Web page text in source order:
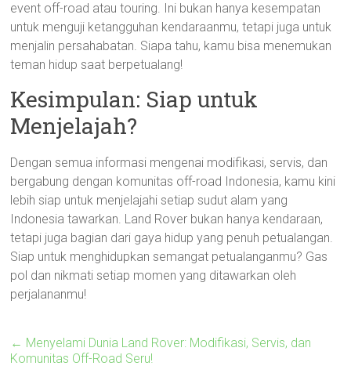
event off-road atau touring. Ini bukan hanya kesempatan
untuk menguji ketangguhan kendaraanmu, tetapi juga untuk
menjalin persahabatan. Siapa tahu, kamu bisa menemukan
teman hidup saat berpetualang!
Kesimpulan: Siap untuk
Menjelajah?
Dengan semua informasi mengenai modifikasi, servis, dan
bergabung dengan komunitas off-road Indonesia, kamu kini
lebih siap untuk menjelajahi setiap sudut alam yang
Indonesia tawarkan. Land Rover bukan hanya kendaraan,
tetapi juga bagian dari gaya hidup yang penuh petualangan.
Siap untuk menghidupkan semangat petualanganmu? Gas
pol dan nikmati setiap momen yang ditawarkan oleh
perjalananmu!
← Menyelami Dunia Land Rover: Modifikasi, Servis, dan
Komunitas Off-Road Seru!